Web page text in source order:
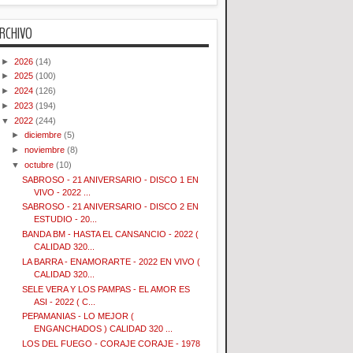
► 2026 (14)
► 2025 (100)
► 2024 (126)
► 2023 (194)
▼ 2022 (244)
►diciembre (5)
►noviembre (8)
▼octubre (10)
SABROSO - 21 ANIVERSARIO - DISCO 1 EN
VIVO - 2022 ...
SABROSO - 21 ANIVERSARIO - DISCO 2 EN
ESTUDIO - 20...
BANDA BM - HASTA EL CANSANCIO - 2022 (
CALIDAD 320...
LA BARRA - ENAMORARTE - 2022 EN VIVO (
CALIDAD 320...
SELE VERA Y LOS PAMPAS - EL AMOR ES
ASI - 2022 ( C...
PEPAMANIAS - LO MEJOR (
ENGANCHADOS ) CALIDAD 320 ...
LOS DEL FUEGO - CORAJE CORAJE - 1978